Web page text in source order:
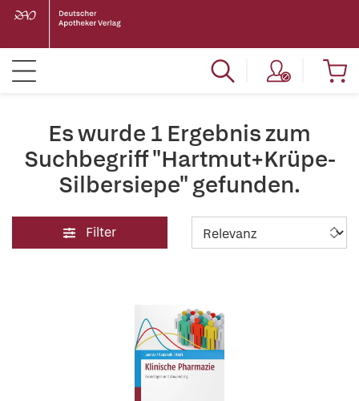
Es wurde 1 Ergebnis zum
Suchbegriff "Hartmut+Krüpe-
Silbersiepe" gefunden.
Filter